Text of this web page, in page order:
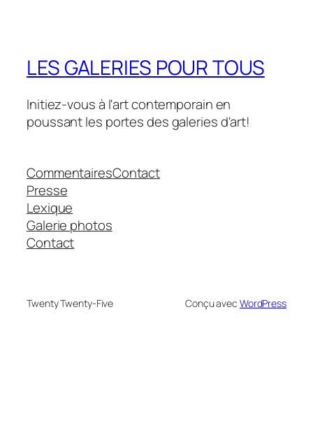
LES GALERIES POUR TOUS
Initiez-vous à l'art contemporain en
poussant les portes des galeries d'art!
Commentaires
Presse
Lexique
Galerie photos
Contact
Contact
Twenty Twenty-Five Conçu avec WordPress